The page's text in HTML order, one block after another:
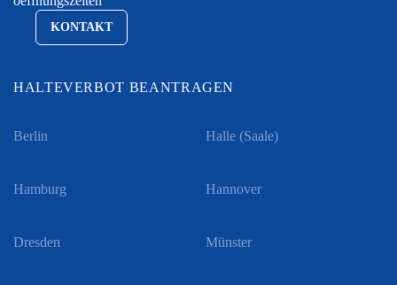
KONTAKT
HALTEVERBOT BEANTRAGEN
Berlin
Hamburg
Dresden
Halle (Saale)
Hannover
Münster